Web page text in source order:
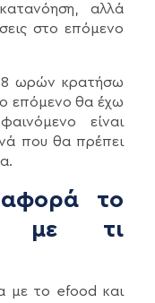
αλλά
στο επόμενο
8 ωρών κρατήσω
επόμενο θα έχω
είναι
που θα πρέπει
το
με τι
με το efood και